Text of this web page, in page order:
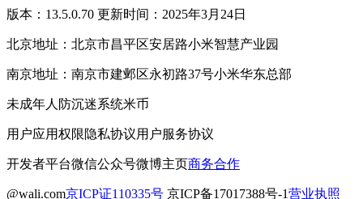
版本：13.5.0.70 更新时间：2025年3月24日
北京地址：北京市昌平区安居路小米智慧产业园
南京地址：南京市建邺区永初路37号小米华东总部
未成年人防沉迷系统米币
用户应用权限隐私协议用户服务协议
开发者平台微信公众号微博主页商务合作
@wali.com京ICP证110335号 京ICP备17017388号-1营业执照